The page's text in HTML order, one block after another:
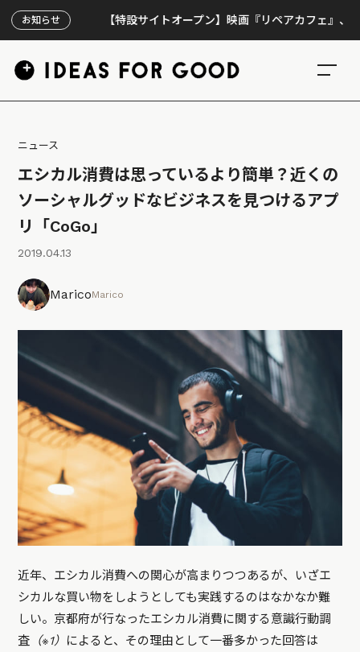
お知らせ【特設サイトオープン】映画『リペアカフェ』、上映300回
ニュース
エシカル消費は思っているより簡単？近くの
ソーシャルグッドなビジネスを見つけるアプ
リ「CoGo」
2019.04.13
MaricoMarico
近年、エシカル消費への関心が高まりつつあるが、いざエ
シカルな買い物をしようとしても実践するのはなかなか難
しい。京都府が行なったエシカル消費に関する意識行動調
査 （※1） によると、その理由として一番多かった回答は